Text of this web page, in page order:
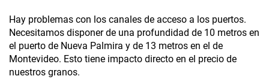
Hay problemas con los canales de acceso a los puertos.
Necesitamos disponer de una profundidad de 10 metros en
el puerto de Nueva Palmira y de 13 metros en el de
Montevideo. Esto tiene impacto directo en el precio de
nuestros granos.